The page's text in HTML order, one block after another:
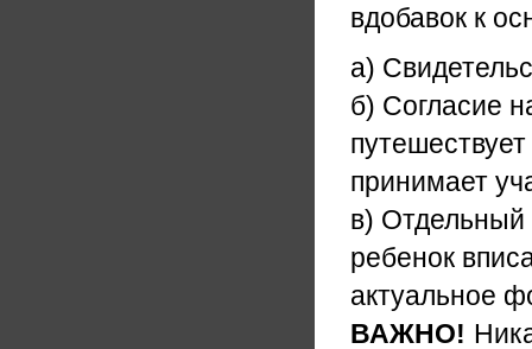
вдобавок к
а)
б) Согласие
принимает
в) Отдельный
ребенок
актуальное
ВАЖНО!